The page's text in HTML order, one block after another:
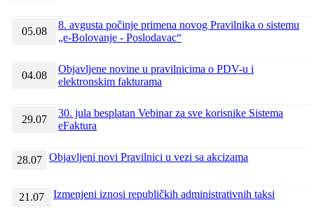
05.08
8. avgusta počinje primena novog Pravilnika o sistemu
„e-Bolovanje - Poslodavac“
04.08
Objavljene novine u pravilnicima o PDV-u i
elektronskim fakturama
29.07
30. jula besplatan Vebinar za sve korisnike Sistema
eFaktura
28.07 Objavljeni novi Pravilnici u vezi sa akcizama
21.07 Izmenjeni iznosi republičkih administrativnih taksi